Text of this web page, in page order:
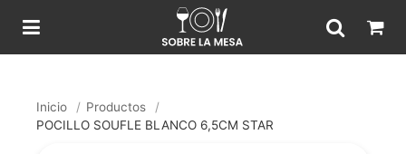
Inicio / Productos
/
POCILLO SOUFLE BLANCO 6,5CM STAR